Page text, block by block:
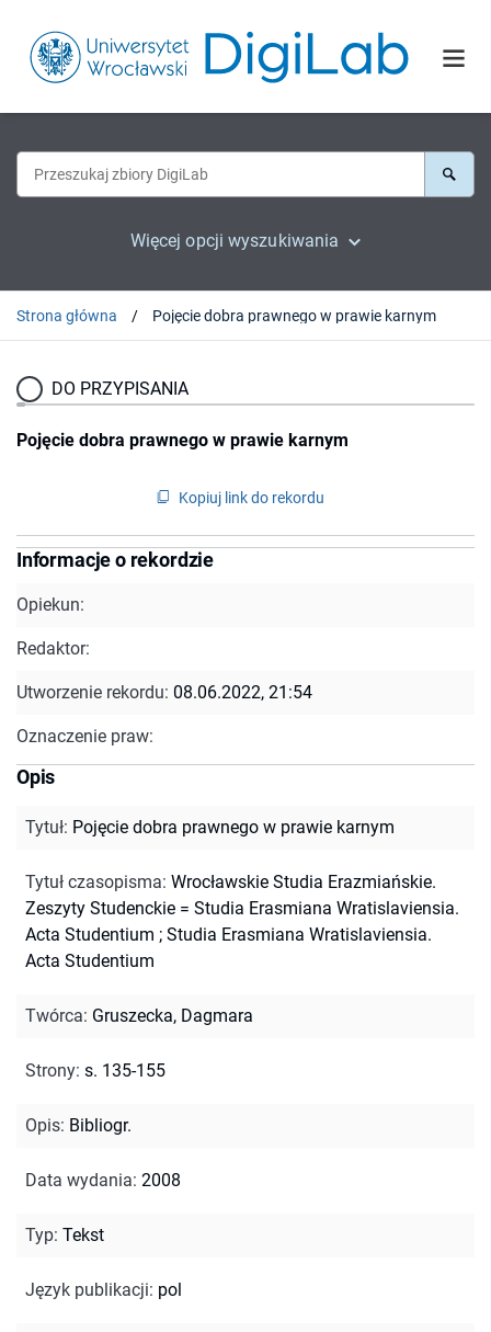
Więcej opcji wyszukiwania
Strona główna Pojęcie dobra prawnego w prawie karnym
DO PRZYPISANIA
Pojęcie dobra prawnego w prawie karnym
Kopiuj link do rekordu
Informacje o rekordzie
Opiekun:
Redaktor:
Utworzenie rekordu: 08.06.2022, 21:54
Oznaczenie praw:
Opis
Tytuł: Pojęcie dobra prawnego w prawie karnym
Tytuł czasopisma: Wrocławskie Studia Erazmiańskie.
Zeszyty Studenckie = Studia Erasmiana Wratislaviensia.
Acta Studentium ; Studia Erasmiana Wratislaviensia.
Acta Studentium
Twórca: Gruszecka, Dagmara
Strony: s. 135-155
Opis: Bibliogr.
Data wydania: 2008
Typ: Tekst
Język publikacji: pol